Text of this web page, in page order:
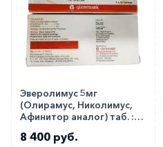
Эверолимус 5мг
(Олирамус, Николимус,
Афинитор аналог) таб. ::
8 400 руб.